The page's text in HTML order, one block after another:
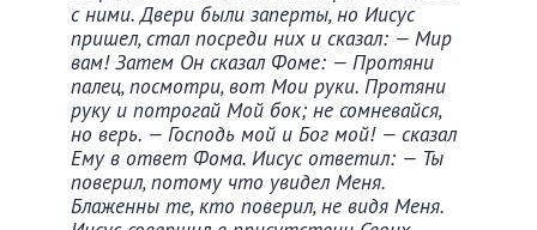
ПОДДЕРЖАТЬ
ВРЕМЯ ДЕНЬГИ
с ними. Двери были заперты, но Иисус
пришел, стал посреди них и сказал: — Мир
вам! Затем Он сказал Фоме: — Протяни
палец, посмотри, вот Мои руки. Протяни
руку и потрогай Мой бок; не сомневайся,
но верь. — Господь мой и Бог мой! — сказал
Ему в ответ Фома. Иисус ответил: — Ты
поверил, потому что увидел Меня.
Блаженны те, кто поверил, не видя Меня.